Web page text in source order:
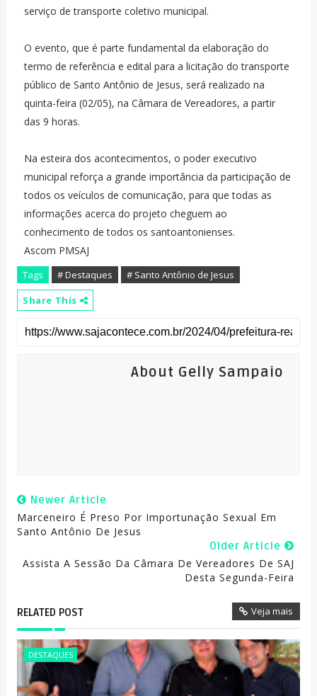
serviço de transporte coletivo municipal.
O evento, que é parte fundamental da elaboração do
termo de referência e edital para a licitação do transporte
público de Santo Antônio de Jesus, será realizado na
quinta-feira (02/05), na Câmara de Vereadores, a partir
das 9 horas.
Na esteira dos acontecimentos, o poder executivo
municipal reforça a grande importância da participação de
todos os veículos de comunicação, para que todas as
informações acerca do projeto cheguem ao
conhecimento de todos os santoantonienses.
Ascom PMSAJ
Tags # Destaques
# Santo Antônio de Jesus
Share This
About Gelly Sampaio
Newer Article
Marceneiro É Preso Por Importunação Sexual Em
Santo Antônio De Jesus
Older Article
Assista A Sessão Da Câmara De Vereadores De SAJ
Desta Segunda-Feira
RELATED POST Veja mais
DESTAQUES